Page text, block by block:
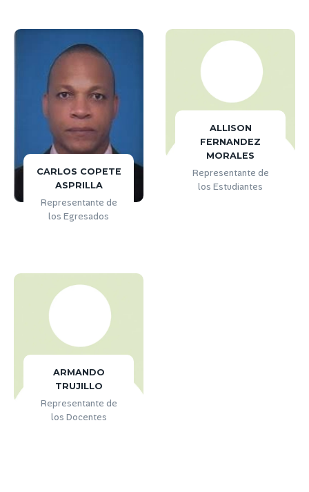
CARLOS COPETE
ASPRILLA
Representante de
los Egresados
ALLISON
FERNANDEZ
MORALES
Representante de
los Estudiantes
ARMANDO
TRUJILLO
Representante de
los Docentes